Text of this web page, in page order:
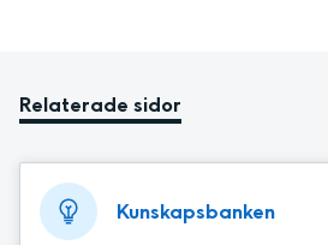
Relaterade sidor
Kunskapsbanken